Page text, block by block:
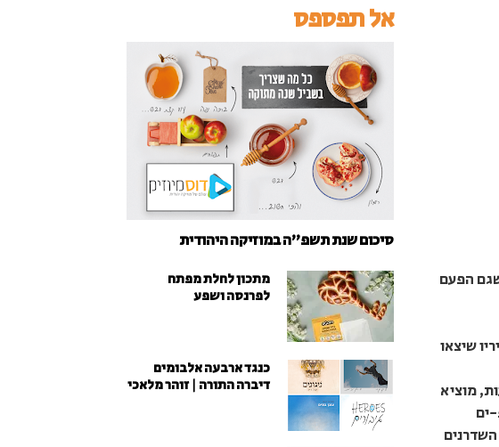
הפעם
שיצאו
מוציא
ים
אל תפספס
סיכום שנת תשפ"ה במוזיקה היהודית
מתכון לחלת מפתח
לפרנסה ושפע
כנגד ארבעה אלבומים
דיברה התורה | זוהר מלאכי